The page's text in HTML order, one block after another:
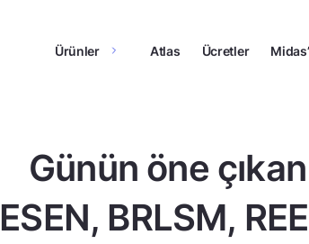
Ürünler Atlas Ücretler
Günün öne
ESEN, BRLSM,